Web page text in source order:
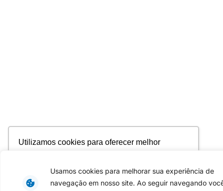
Utilizamos cookies para oferecer melhor
personalizar conteúdo. Ao utilizar este site, você
Usamos cookies para melhorar sua experiência de
navegação em nosso site. Ao seguir navegando